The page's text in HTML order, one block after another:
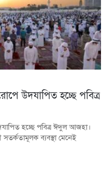
উদযাপিত হচ্ছে পবিত্র
হচ্ছে পবিত্র ঈদুল আজহা।
ব্যবস্থা মেনেই